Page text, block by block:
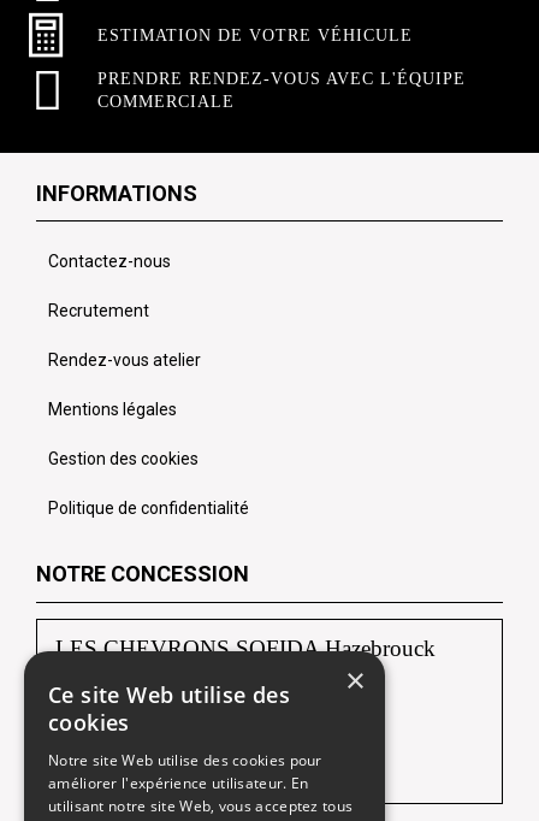
ESTIMATION DE VOTRE VÉHICULE
PRENDRE RENDEZ-VOUS AVEC L'ÉQUIPE
COMMERCIALE
INFORMATIONS
Contactez-nous
Recrutement
Rendez-vous atelier
Mentions légales
Gestion des cookies
Politique de confidentialité
NOTRE CONCESSION
LES CHEVRONS SOFIDA Hazebrouck
88, route de Borre
59190 HAZEBROUCK
Tél : 03 28 42 92 92
×
Ce site Web utilise des
cookies
Notre site Web utilise des cookies pour
améliorer l'expérience utilisateur. En
utilisant notre site Web, vous acceptez tous